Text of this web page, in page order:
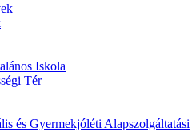
Iskola
Tér
és Gyermekjóléti Alapszolgáltatási